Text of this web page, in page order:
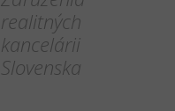
realitných
kancelárii
Slovenska